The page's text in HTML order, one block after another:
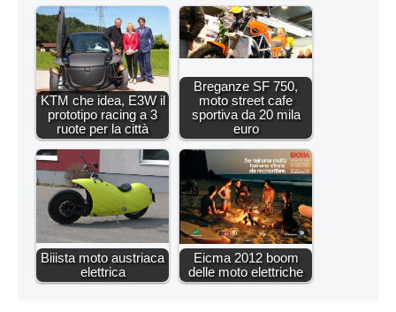
KTM che idea, E3W il
prototipo racing a 3
ruote per la città
Breganze SF 750,
moto street cafe
sportiva da 20 mila
euro
Biiista moto austriaca
elettrica
Eicma 2012 boom
delle moto elettriche